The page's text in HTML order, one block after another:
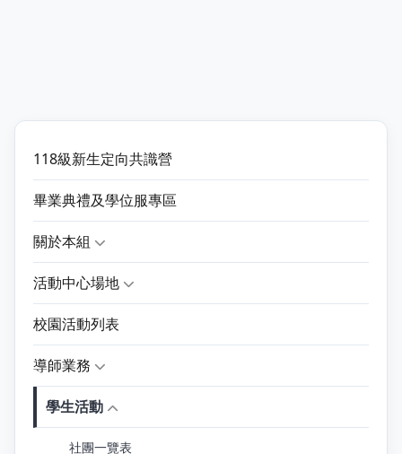
118級新生定向共識營
畢業典禮及學位服專區
關於本組
活動中心場地
校園活動列表
導師業務
學生活動
社團一覽表